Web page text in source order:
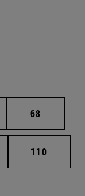
intermedias
Página
68
intermedias
Página
110